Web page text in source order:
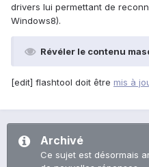
drivers lui permettant de
Windows8).
Révéler le contenu
[edit] flashtool doit être mis à
Archivé
Ce sujet est désormais